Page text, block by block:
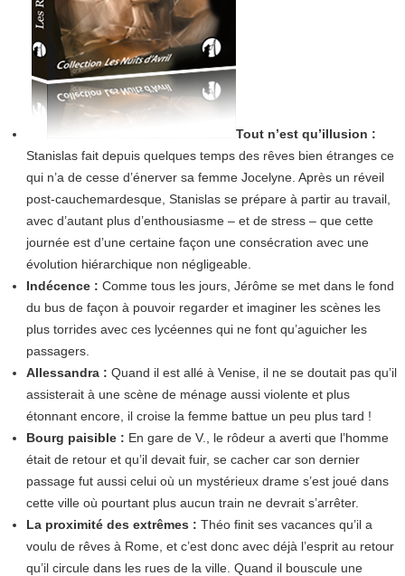
Tout n’est qu’illusion :
Stanislas fait depuis quelques temps des rêves bien étranges ce
qui n’a de cesse d’énerver sa femme Jocelyne. Après un réveil
post-cauchemardesque, Stanislas se prépare à partir au travail,
avec d’autant plus d’enthousiasme – et de stress – que cette
journée est d’une certaine façon une consécration avec une
évolution hiérarchique non négligeable.
Indécence :Comme tous les jours, Jérôme se met dans le fond
du bus de façon à pouvoir regarder et imaginer les scènes les
plus torrides avec ces lycéennes qui ne font qu’aguicher les
passagers.
Allessandra :Quand il est allé à Venise, il ne se doutait pas qu’il
assisterait à une scène de ménage aussi violente et plus
étonnant encore, il croise la femme battue un peu plus tard !
Bourg paisible : En gare de V., le rôdeur a averti que l’homme
était de retour et qu’il devait fuir, se cacher car son dernier
passage fut aussi celui où un mystérieux drame s’est joué dans
cette ville où pourtant plus aucun train ne devrait s’arrêter.
La proximité des extrêmes :Théo finit ses vacances qu’il a
voulu de rêves à Rome, et c’est donc avec déjà l’esprit au retour
qu’il circule dans les rues de la ville. Quand il bouscule une